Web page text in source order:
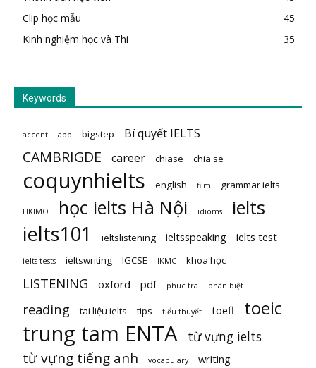
Clip học mẫu
45
Kinh nghiệm học và Thi
35
Keywords
accent app bigstep Bí quyết IELTS
CAMBRIGDE career chiase chia se
coquynhielts english film grammar ielts
HKIMO học ielts Hà Nội idioms ielts
ielts101 ieltslistening ieltsspeaking ielts test
ielts tests ieltswriting IGCSE IKMC khoa học
LISTENING oxford pdf phuc tra phân biệt
reading tai liệu ielts tips tiểu thuyết toefl toeic
trung tam ENTA từ vựng ielts
từ vựng tiếng anh vocabulary writing